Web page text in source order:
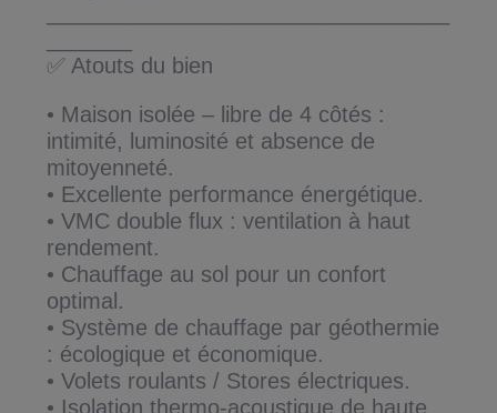
✅ Atouts du bien
• Maison isolée – libre de 4 côtés :
intimité, luminosité et absence de
mitoyenneté.
• Excellente performance énergétique.
• VMC double flux : ventilation à haut
rendement.
• Chauffage au sol pour un confort
optimal.
• Système de chauffage par géothermie
: écologique et économique.
• Volets roulants / Stores électriques.
• Isolation thermo-acoustique de haute